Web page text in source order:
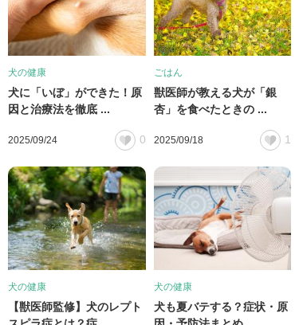
犬の健康
犬に「いぼ」ができた！原
因と治療法を徹底 ...
2025/09/24 0
ごはん
獣医師が教える犬が「銀
杏」を食べたときの ...
2025/09/18 1
犬の健康
【獣医師監修】犬のレプト
犬の健康
犬も夏バテする？症状・原